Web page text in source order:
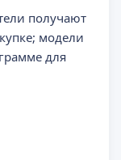
получают
модели
для